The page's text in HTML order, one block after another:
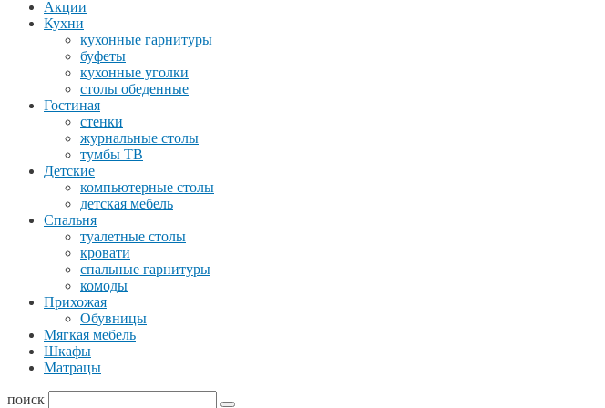
Акции
Кухни
кухонные гарнитуры
буфеты
кухонные уголки
столы обеденные
Гостиная
стенки
журнальные столы
тумбы ТВ
Детские
компьютерные столы
детская мебель
Спальня
туалетные столы
кровати
спальные гарнитуры
комоды
Прихожая
Обувницы
Мягкая мебель
Шкафы
Матрацы
поиск